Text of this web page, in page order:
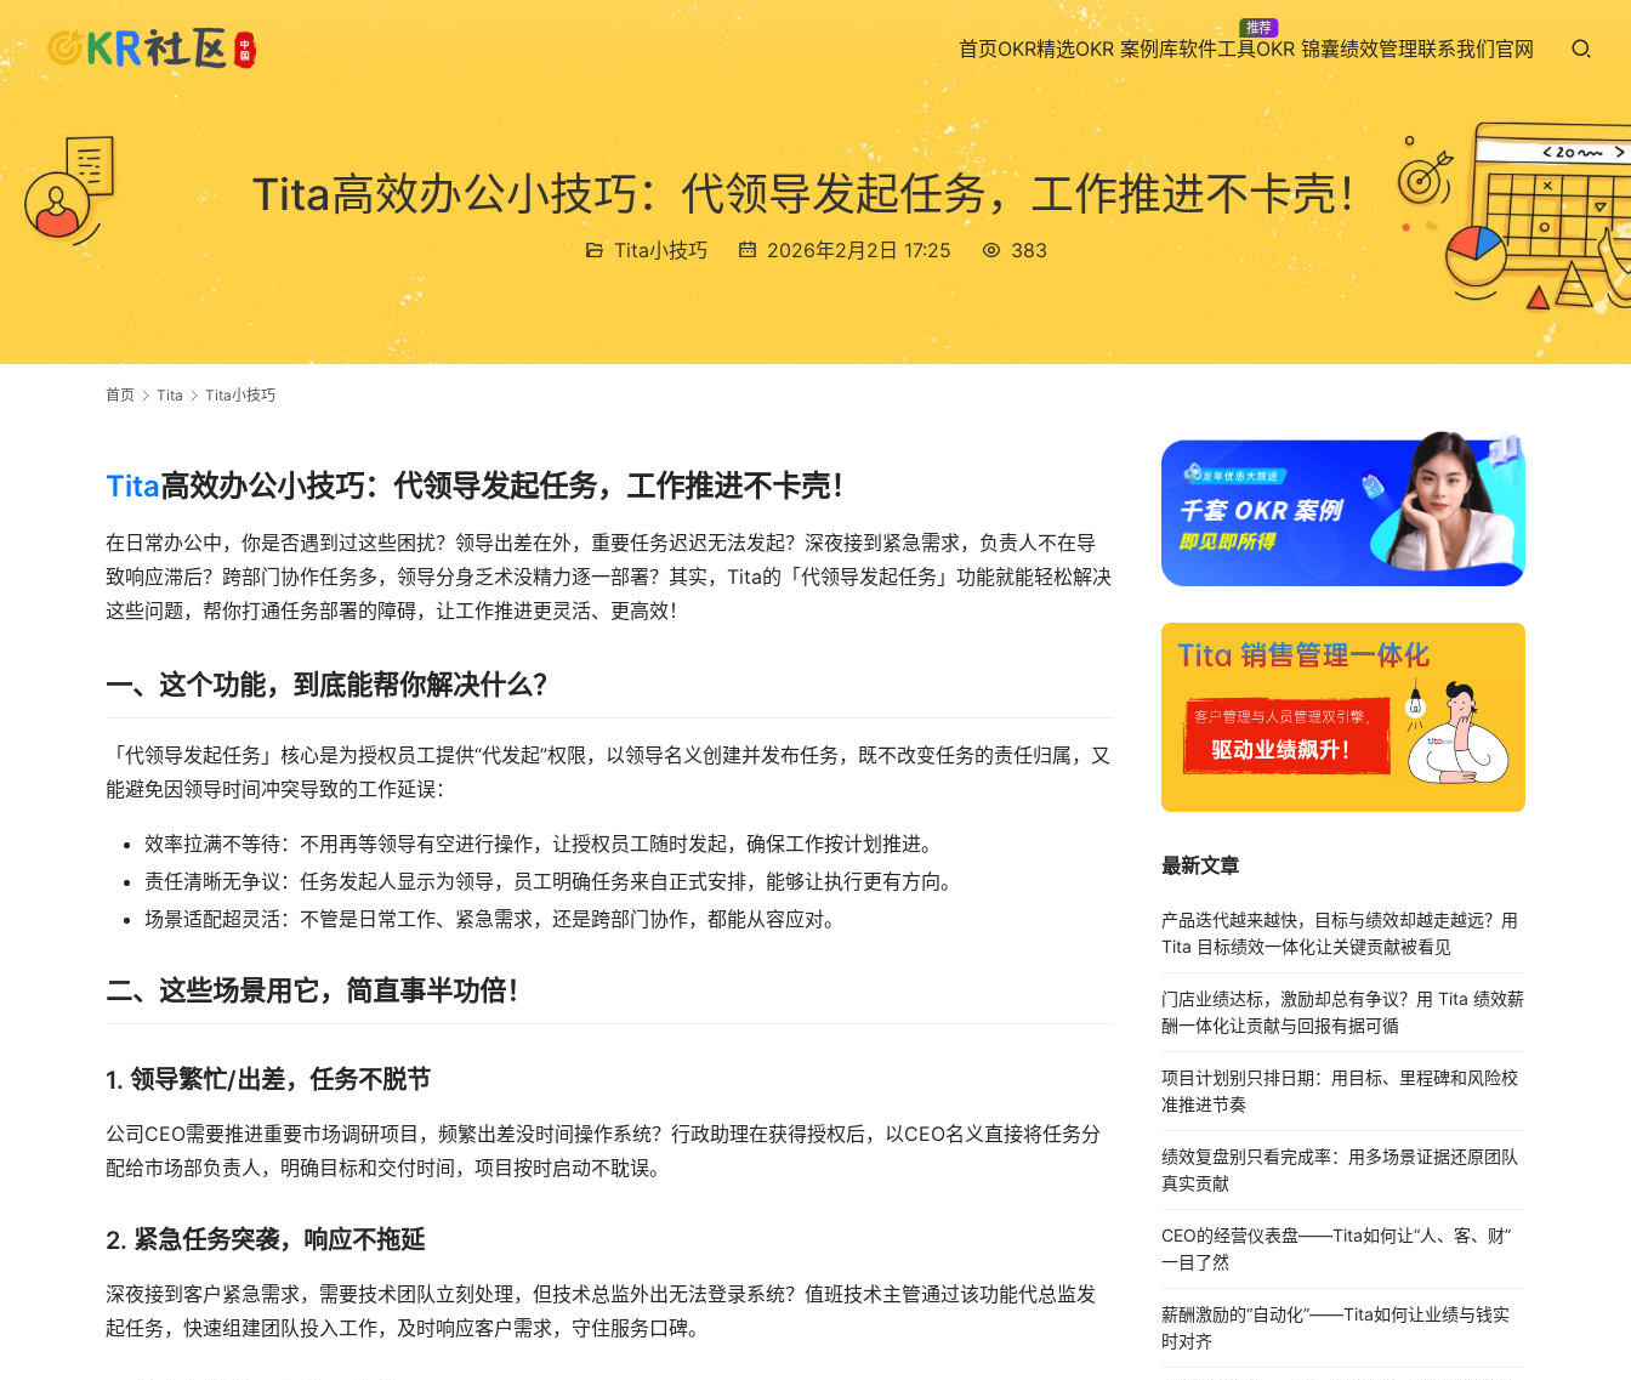
首页OKR精选OKR 案例库软件工具
推荐
OKR 锦囊绩效管理联系我们官网
Tita高效办公小技巧：代领导发起任务，工作推进不卡壳！
Tita小技巧 2026年2月2日 17:25 383
首页 Tita Tita小技巧
Tita高效办公小技巧：代领导发起任务，工作推进不卡壳！
在日常办公中，你是否遇到过这些困扰？领导出差在外，重要任务迟迟无法发起？深夜接到紧急需求，负责人不在导
致响应滞后？跨部门协作任务多，领导分身乏术没精力逐一部署？其实，Tita的「代领导发起任务」功能就能轻松解决
这些问题，帮你打通任务部署的障碍，让工作推进更灵活、更高效！
一、这个功能，到底能帮你解决什么？
「代领导发起任务」核心是为授权员工提供“代发起”权限，以领导名义创建并发布任务，既不改变任务的责任归属，又
能避免因领导时间冲突导致的工作延误：
效率拉满不等待： 不用再等领导有空进行操作，让授权员工随时发起，确保工作按计划推进。
责任清晰无争议： 任务发起人显示为领导，员工明确任务来自正式安排，能够让执行更有方向。
场景适配超灵活： 不管是日常工作、紧急需求，还是跨部门协作，都能从容应对。
二、这些场景用它，简直事半功倍！
1. 领导繁忙/出差，任务不脱节
公司CEO需要推进重要市场调研项目，频繁出差没时间操作系统？行政助理在获得授权后，以CEO名义直接将任务分
配给市场部负责人，明确目标和交付时间，项目按时启动不耽误。
2. 紧急任务突袭，响应不拖延
深夜接到客户紧急需求，需要技术团队立刻处理，但技术总监外出无法登录系统？值班技术主管通过该功能代总监发
起任务，快速组建团队投入工作，及时响应客户需求，守住服务口碑。
最新文章
产品迭代越来越快，目标与绩效却越走越远？用
Tita 目标绩效一体化让关键贡献被看见
门店业绩达标，激励却总有争议？用 Tita 绩效薪
酬一体化让贡献与回报有据可循
项目计划别只排日期：用目标、里程碑和风险校
准推进节奏
绩效复盘别只看完成率：用多场景证据还原团队
真实贡献
CEO的经营仪表盘——Tita如何让“人、客、财”
一目了然
薪酬激励的“自动化”——Tita如何让业绩与钱实
时对齐